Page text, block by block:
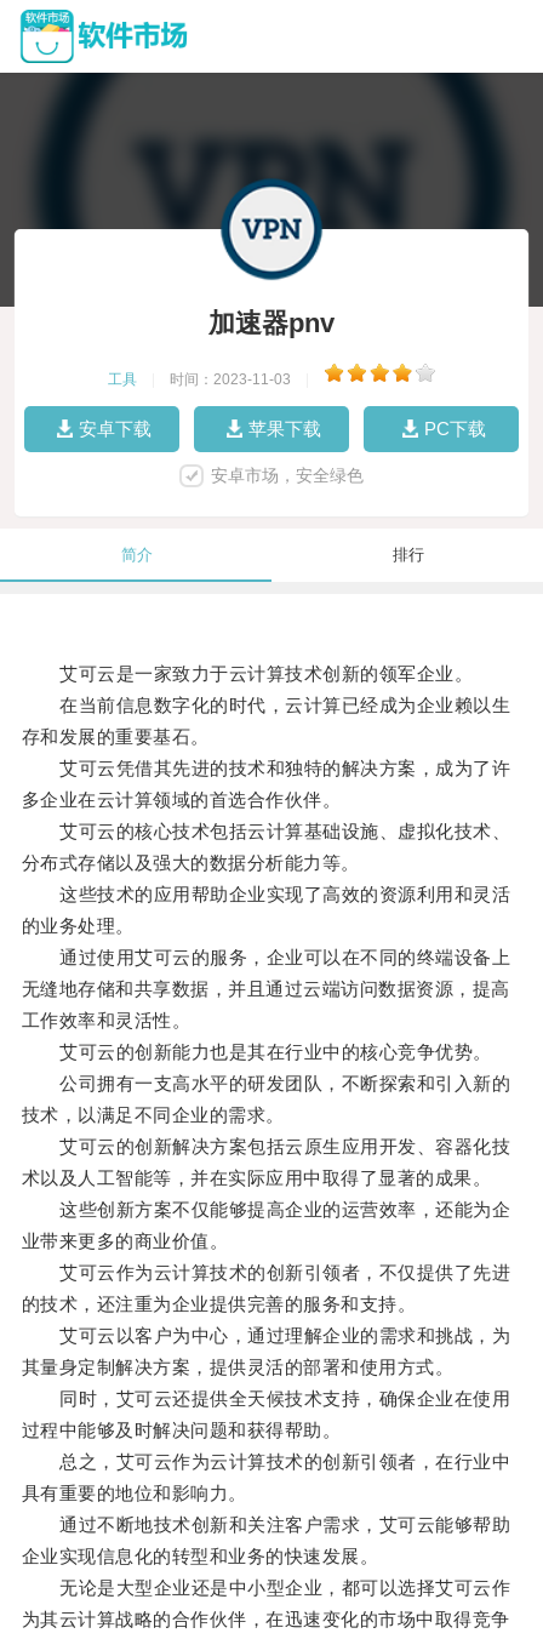
加速器pnv
工具 时间：2023-11-03
安卓下载 苹果下载 PC下载
安卓市场，安全绿色
简介 排行
艾可云是一家致力于云计算技术创新的领军企业。
在当前信息数字化的时代，云计算已经成为企业赖以生
存和发展的重要基石。
艾可云凭借其先进的技术和独特的解决方案，成为了许
多企业在云计算领域的首选合作伙伴。
艾可云的核心技术包括云计算基础设施、虚拟化技术、
分布式存储以及强大的数据分析能力等。
这些技术的应用帮助企业实现了高效的资源利用和灵活
的业务处理。
通过使用艾可云的服务，企业可以在不同的终端设备上
无缝地存储和共享数据，并且通过云端访问数据资源，提高
工作效率和灵活性。
艾可云的创新能力也是其在行业中的核心竞争优势。
公司拥有一支高水平的研发团队，不断探索和引入新的
技术，以满足不同企业的需求。
艾可云的创新解决方案包括云原生应用开发、容器化技
术以及人工智能等，并在实际应用中取得了显著的成果。
这些创新方案不仅能够提高企业的运营效率，还能为企
业带来更多的商业价值。
艾可云作为云计算技术的创新引领者，不仅提供了先进
的技术，还注重为企业提供完善的服务和支持。
艾可云以客户为中心，通过理解企业的需求和挑战，为
其量身定制解决方案，提供灵活的部署和使用方式。
同时，艾可云还提供全天候技术支持，确保企业在使用
过程中能够及时解决问题和获得帮助。
总之，艾可云作为云计算技术的创新引领者，在行业中
具有重要的地位和影响力。
通过不断地技术创新和关注客户需求，艾可云能够帮助
企业实现信息化的转型和业务的快速发展。
无论是大型企业还是中小型企业，都可以选择艾可云作
为其云计算战略的合作伙伴，在迅速变化的市场中取得竞争